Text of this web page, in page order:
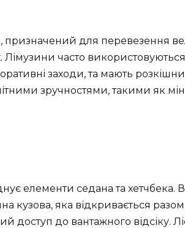
для перевезення
часто
заходи, та мають
зручностями, такими як
елементи седана та хетчбека.
кузова, яка відкривається разом
доступ до вантажного відсіку.